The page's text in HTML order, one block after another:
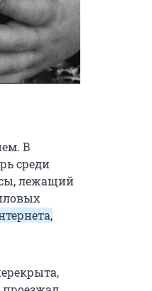
В
среди
лежащий